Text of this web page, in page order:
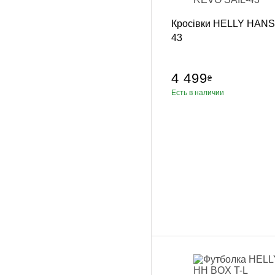
Настенные
Категории
Брелки,
Кросівки HELLY
43
4 499₴
Есть в наличии